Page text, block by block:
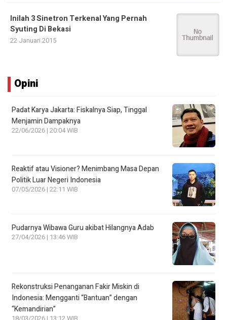
Inilah 3 Sinetron Terkenal Yang Pernah
Syuting Di Bekasi
22 Januari 2015
Opini
Padat Karya Jakarta: Fiskalnya Siap, Tinggal
Menjamin Dampaknya
22/06/2026 | 20:04 WIB
Reaktif atau Visioner? Menimbang Masa Depan
Politik Luar Negeri Indonesia
07/05/2026 | 22:11 WIB
Pudarnya Wibawa Guru akibat Hilangnya Adab
27/04/2026 | 13:46 WIB
Rekonstruksi Penanganan Fakir Miskin di
Indonesia: Mengganti “Bantuan” dengan
“Kemandirian”